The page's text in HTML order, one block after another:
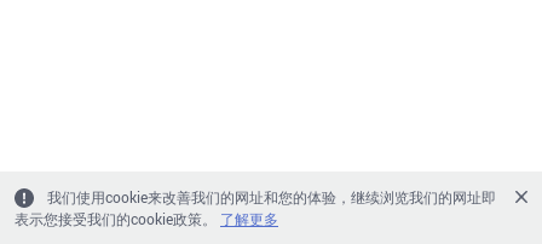
我们使用cookie来改善我们的网址和您的体验，继续浏览我们的网址即
表示您接受我们的cookie政策。
了解更多